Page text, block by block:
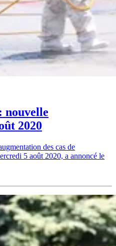
nouvelle
2020
des cas de
5 août 2020, a annoncé le